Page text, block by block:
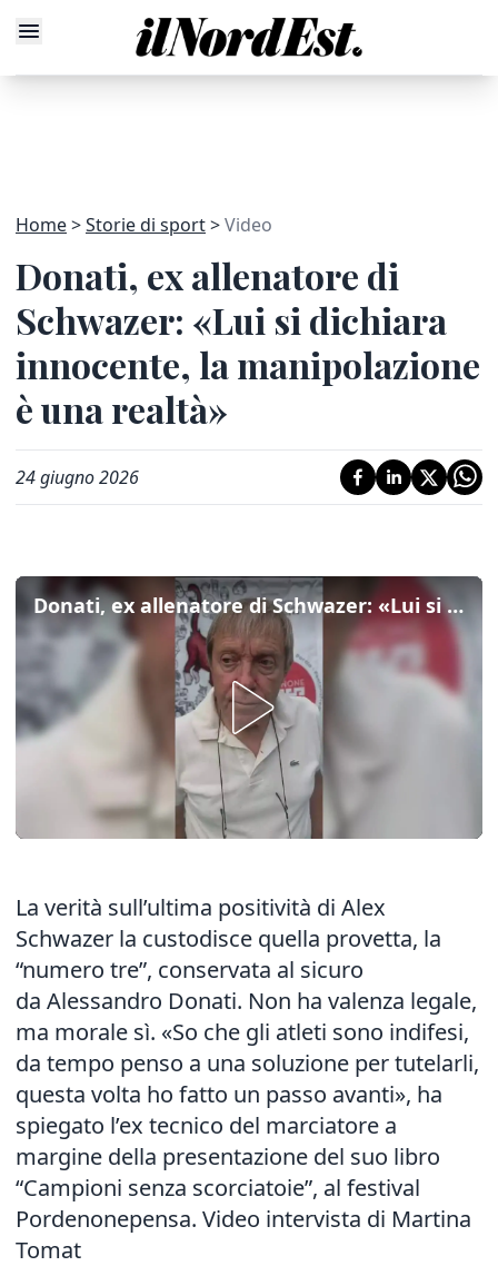
Home Storie di sport Video
Donati, ex allenatore di
Schwazer: «Lui si dichiara
innocente, la manipolazione
è una realtà»
24 giugno 2026
Donati, ex allenatore di Schwazer: «Lui si dichiara innocente, la manipolazione è una realtà»
La verità sull’ultima positività di Alex
Schwazer la custodisce quella provetta, la
“numero tre”, conservata al sicuro
da Alessandro Donati. Non ha valenza legale,
ma morale sì. «So che gli atleti sono indifesi,
da tempo penso a una soluzione per tutelarli,
questa volta ho fatto un passo avanti», ha
spiegato l’ex tecnico del marciatore a
margine della presentazione del suo libro
“Campioni senza scorciatoie”, al festival
Pordenonepensa. Video intervista di Martina
Tomat